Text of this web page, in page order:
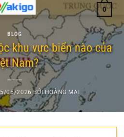
0
BLOG
khu vực biển nào của
Nam?
05/2026 BỞIHOÀNG MAI